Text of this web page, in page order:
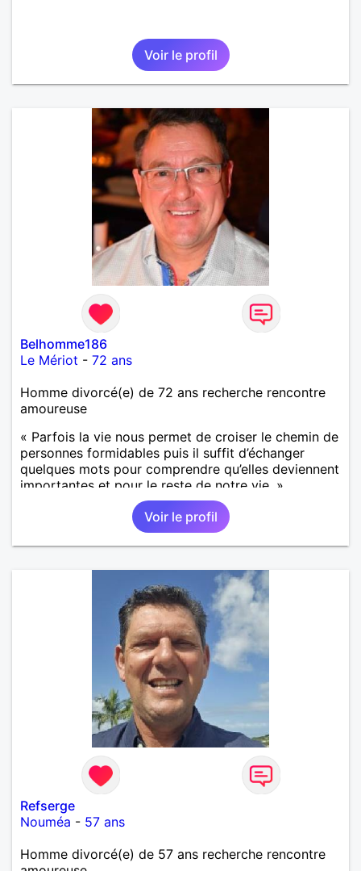
Voir le profil
Belhomme186
Le Mériot - 72 ans
Homme divorcé(e) de 72 ans recherche rencontre
amoureuse
« Parfois la vie nous permet de croiser le chemin de
personnes formidables puis il suffit d’échanger
quelques mots pour comprendre qu’elles deviennent
importantes et pour le reste de notre vie. »
Voir le profil
Refserge
Nouméa - 57 ans
Homme divorcé(e) de 57 ans recherche rencontre